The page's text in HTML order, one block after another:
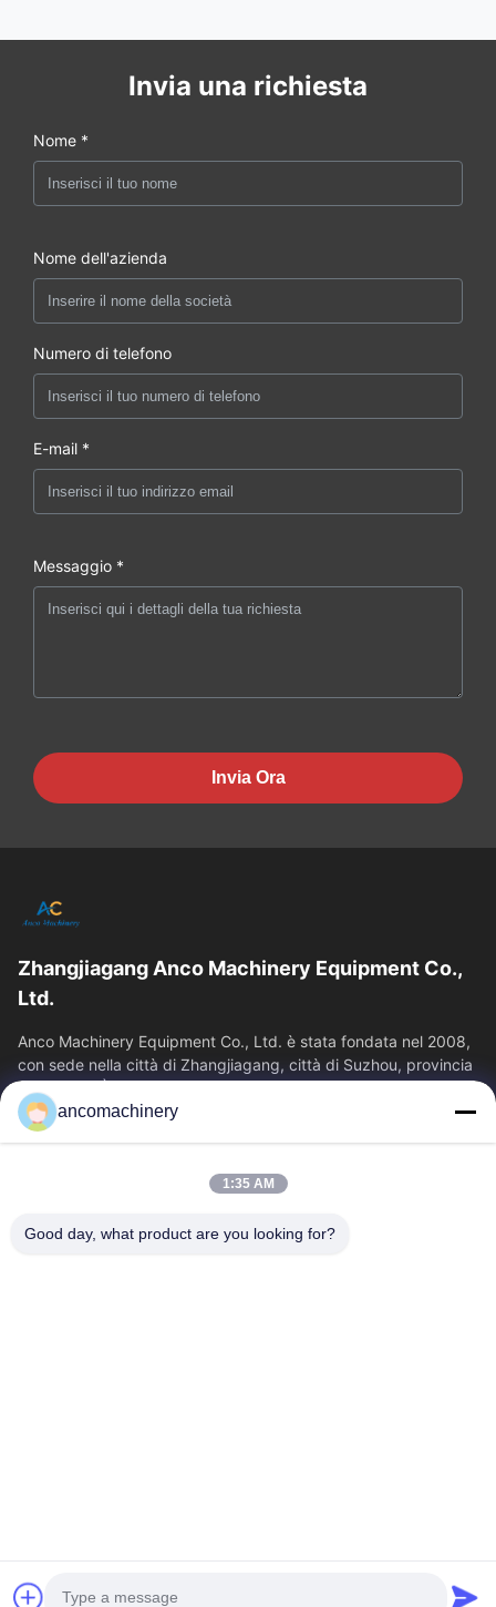
Invia una richiesta
Nome *
Nome dell'azienda
Numero di telefono
E-mail *
Messaggio *
Invia Ora
Zhangjiagang Anco Machinery Equipment Co.,
Ltd.
Anco Machinery Equipment Co., Ltd. è stata fondata nel 2008,
con sede nella città di Zhangjiagang, città di Suzhou, provincia
di Jiangsu. È...
Link Veloci
Chi Siamo
Fatory Tour
Controllo Di Qualità
ancomachinery
1:35 AM
Good day, what product are you looking for?